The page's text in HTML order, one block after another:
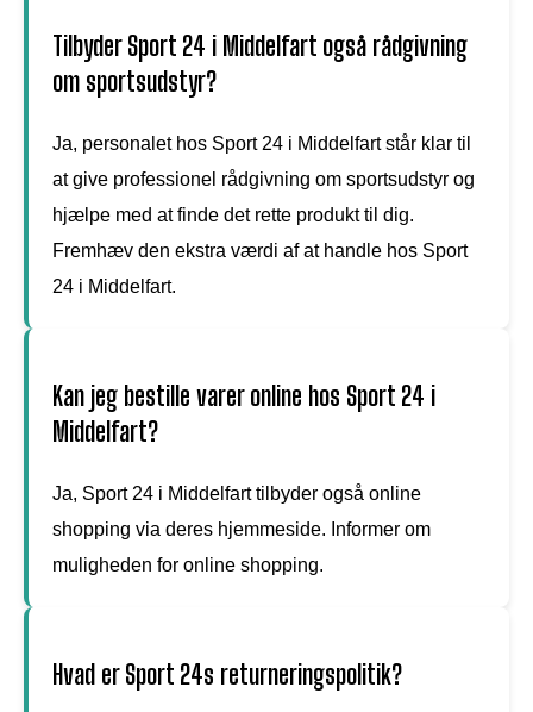
Tilbyder Sport 24 i Middelfart også rådgivning
om sportsudstyr?
Ja, personalet hos Sport 24 i Middelfart står klar til
at give professionel rådgivning om sportsudstyr og
hjælpe med at finde det rette produkt til dig.
Fremhæv den ekstra værdi af at handle hos Sport
24 i Middelfart.
Kan jeg bestille varer online hos Sport 24 i
Middelfart?
Ja, Sport 24 i Middelfart tilbyder også online
shopping via deres hjemmeside. Informer om
muligheden for online shopping.
Hvad er Sport 24s returneringspolitik?